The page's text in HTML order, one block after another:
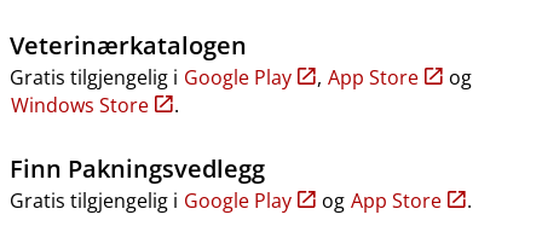
Veterinærkatalogen
Gratis tilgjengelig i Google Play , App Store
og
Windows Store
.
Finn Pakningsvedlegg
Gratis tilgjengelig i Google Play og App Store .